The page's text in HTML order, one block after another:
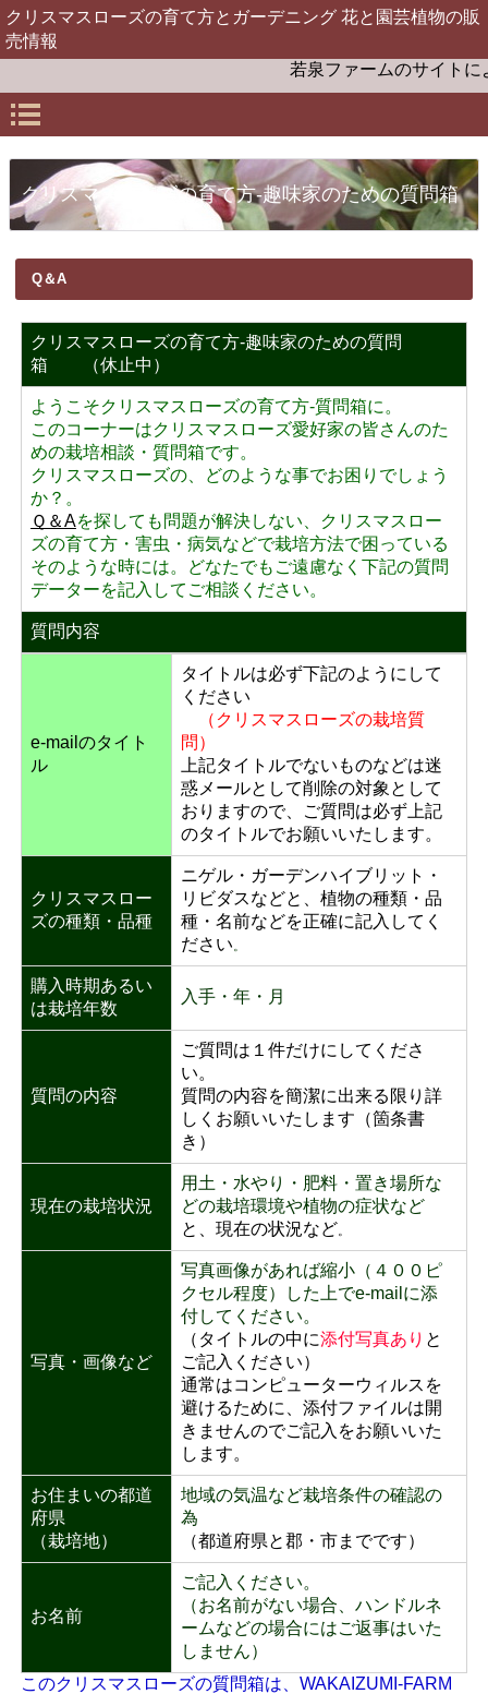
クリスマスローズの育て方とガーデニング 花と園芸植物の販
売情報
若泉ファームのサイト
クリスマスローズの育て方-趣味家のための質問箱
Q＆A
クリスマスローズの育て方-趣味家のための質問
箱 （休止中）
ようこそクリスマスローズの育て方-質問箱に。
このコーナーはクリスマスローズ愛好家の皆さんのた
めの栽培相談・質問箱です。
クリスマスローズの、どのような事でお困りでしょう
か？。
Ｑ＆Aを探しても問題が解決しない、クリスマスロー
ズの育て方・害虫・病気などで栽培方法で困っている
そのような時には。どなたでもご遠慮なく下記の質問
データーを記入してご相談ください。
質問内容
e-mailのタイト
ル
タイトルは必ず下記のようにして
ください
（クリスマスローズの栽培質
問）
上記タイトルでないものなどは迷
惑メールとして削除の対象として
おりますので、ご質問は必ず上記
のタイトルでお願いいたします。
クリスマスロー
ズの種類・品種
ニゲル・ガーデンハイブリット・
リビダスなどと、植物の種類・品
種・名前などを正確に記入してく
ださい 。
購入時期あるい
は栽培年数
入手・年・月
質問の内容
ご質問は１件だけにしてくださ
い。
質問の内容を簡潔に出来る限り詳
しくお願いいたします（箇条書
き）
現在の栽培状況
用土・水やり・肥料・置き場所な
どの栽培環境や植物の症状など
と、現在の状況など。
写真・画像など
写真画像があれば縮小（４００ピ
クセル程度）した上でe-mailに添
付してください。
（タイトルの中に添付写真あり と
ご記入ください）
通常はコンピューターウィルスを
避けるために、添付ファイルは開
きませんのでご記入をお願いいた
します。
お住まいの都道
府県
（栽培地）
地域の気温など栽培条件の確認の
為
（都道府県と郡・市までです）
お名前
ご記入ください。
（お名前がない場合、ハンドルネ
ームなどの場合にはご返事はいた
しません）
このクリスマスローズの質問箱は、WAKAIZUMI-FARM